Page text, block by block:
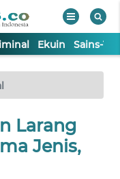
Ekuin Sains-
Larang
Jenis,